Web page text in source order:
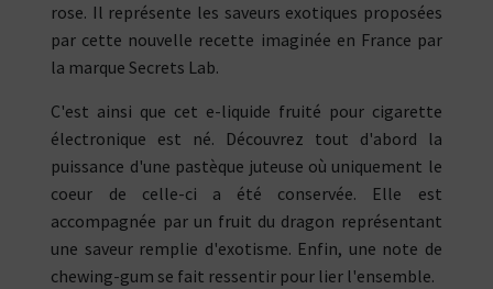
rose. Il représente les saveurs exotiques proposées
par cette nouvelle recette imaginée en France par
la marque Secrets Lab.
C'est ainsi que cet e-liquide fruité pour cigarette
électronique est né. Découvrez tout d'abord la
puissance d'une pastèque juteuse où uniquement le
coeur de celle-ci a été conservée. Elle est
accompagnée par un fruit du dragon représentant
une saveur remplie d'exotisme. Enfin, une note de
chewing-gum se fait ressentir pour lier l'ensemble.